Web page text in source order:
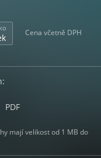
Cena včetně DPH
PDF
mají velikost od 1 MB do